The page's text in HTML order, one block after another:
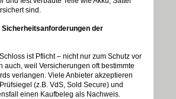
sind.
Sicherheitsanforderungen der
ist Pflicht – nicht nur zum Schutz vor
auch, weil Versicherungen oft bestimmte
verlangen. Viele Anbieter akzeptieren
(z.B. VdS, Sold Secure) und
einen Kaufbeleg als Nachweis.